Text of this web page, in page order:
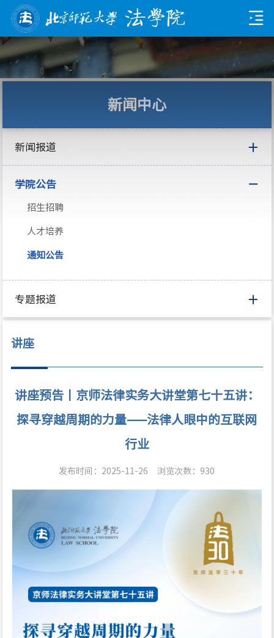
新闻中心
新闻报道
学院公告
招生招聘
人才培养
通知公告
专题报道
讲座
讲座预告丨京师法律实务大讲堂第七十五讲：
探寻穿越周期的力量——法律人眼中的互联网
行业
发布时间：2025-11-26 浏览次数： 930